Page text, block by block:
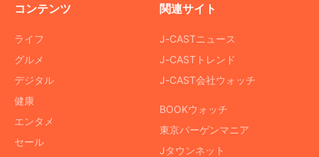
コンテンツ
ライフ
グルメ
デジタル
健康
エンタメ
セール
関連サイト
J-CASTニュース
J-CASTトレンド
J-CAST会社ウォッチ
BOOKウォッチ
東京バーゲンマニア
Jタウンネット